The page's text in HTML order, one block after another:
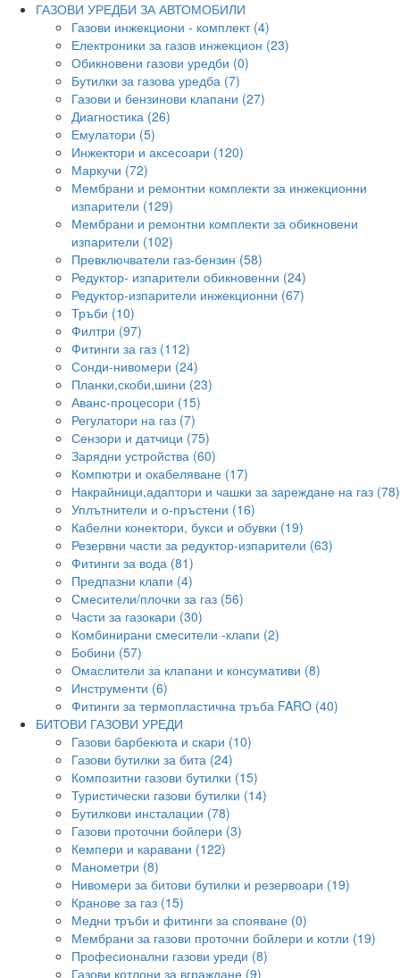
ГАЗОВИ УРЕДБИ ЗА АВТОМОБИЛИ
Газови инжекциони - комплект (4)
Електроники за газов инжекцион (23)
Обикновени газови уредби (0)
Бутилки за газова уредба (7)
Газови и бензинови клапани (27)
Диагностика (26)
Емулатори (5)
Инжектори и аксесоари (120)
Маркучи (72)
Мембрани и ремонтни комплекти за инжекционни
изпарители (129)
Мембрани и ремонтни комплекти за обикновени
изпарители (102)
Превключватели газ-бензин (58)
Редуктор- изпарители обикновенни (24)
Редуктор-изпарители инжекционни (67)
Тръби (10)
Филтри (97)
Фитинги за газ (112)
Сонди-нивомери (24)
Планки,скоби,шини (23)
Аванс-процесори (15)
Регулатори на газ (7)
Сензори и датчици (75)
Зарядни устройства (60)
Компютри и окабеляване (17)
Накрайници,адаптори и чашки за зареждане на газ (78)
Уплътнители и о-пръстени (16)
Кабелни конектори, букси и обувки (19)
Резервни части за редуктор-изпарители (63)
Фитинги за вода (81)
Предпазни клапи (4)
Смесители/плочки за газ (56)
Части за газокари (30)
Комбинирани смесители -клапи (2)
Бобини (57)
Омаслители за клапани и консумативи (8)
Инструменти (6)
Фитинги за термопластична тръба FARO (40)
БИТОВИ ГАЗОВИ УРЕДИ
Газови барбекюта и скари (10)
Газови бутилки за бита (24)
Композитни газови бутилки (15)
Туристически газови бутилки (14)
Бутилкови инсталации (78)
Газови проточни бойлери (3)
Кемпери и каравани (122)
Манометри (8)
Нивомери за битови бутилки и резервоари (19)
Кранове за газ (15)
Медни тръби и фитинги за спояване (0)
Мембрани за газови проточни бойлери и котли (19)
Професионални газови уреди (8)
Газови котлони за вграждане (9)